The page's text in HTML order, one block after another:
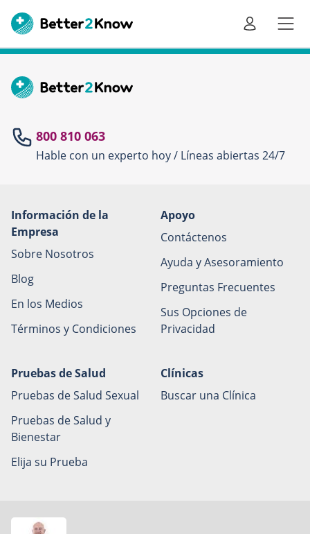
800 810 063
Hable con un experto hoy / Líneas abiertas 24/7
Información de la
Empresa
Sobre Nosotros
Blog
En los Medios
Términos y Condiciones
Apoyo
Contáctenos
Ayuda y Asesoramiento
Preguntas Frecuentes
Sus Opciones de
Privacidad
Pruebas de Salud
Pruebas de Salud Sexual
Pruebas de Salud y
Bienestar
Elija su Prueba
Clínicas
Buscar una Clínica